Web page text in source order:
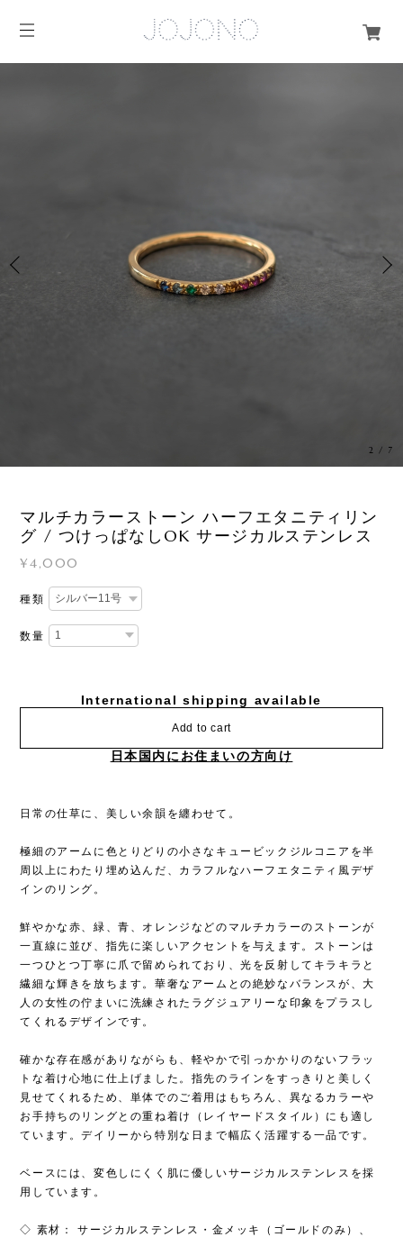
3 / 7
マルチカラーストーン ハーフエタニティリン
グ / つけっぱなしOK サージカルステンレス
¥4,000
種類
数量
International shipping available
Add to cart
日本国内にお住まいの方向け
日常の仕草に、美しい余韻を纏わせて。
極細のアームに色とりどりの小さなキュービックジルコニアを半
周以上にわたり埋め込んだ、カラフルなハーフエタニティ風デザ
インのリング。
鮮やかな赤、緑、青、オレンジなどのマルチカラーのストーンが
一直線に並び、指先に楽しいアクセントを与えます。ストーンは
一つひとつ丁寧に爪で留められており、光を反射してキラキラと
繊細な輝きを放ちます。華奢なアームとの絶妙なバランスが、大
人の女性の佇まいに洗練されたラグジュアリーな印象をプラスし
てくれるデザインです。
確かな存在感がありながらも、軽やかで引っかかりのないフラッ
トな着け心地に仕上げました。指先のラインをすっきりと美しく
見せてくれるため、単体でのご着用はもちろん、異なるカラーや
お手持ちのリングとの重ね着け（レイヤードスタイル）にも適し
ています。デイリーから特別な日まで幅広く活躍する一品です。
ベースには、変色しにくく肌に優しいサージカルステンレスを採
用しています。
◇ 素材： サージカルステンレス・金メッキ（ゴールドのみ）、